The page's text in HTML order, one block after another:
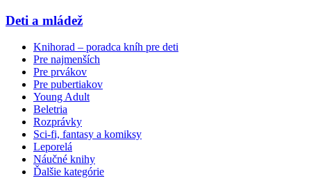
Deti a mládež
Knihorad – poradca kníh pre deti
Pre najmenších
Pre prvákov
Pre pubertiakov
Young Adult
Beletria
Rozprávky
Sci-fi, fantasy a komiksy
Leporelá
Náučné knihy
Ďalšie kategórie